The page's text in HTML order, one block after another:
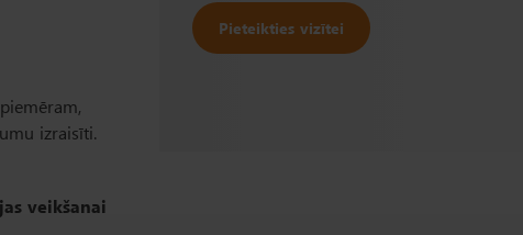
izraisīti.
Pieteikties vizītei
veikšanai